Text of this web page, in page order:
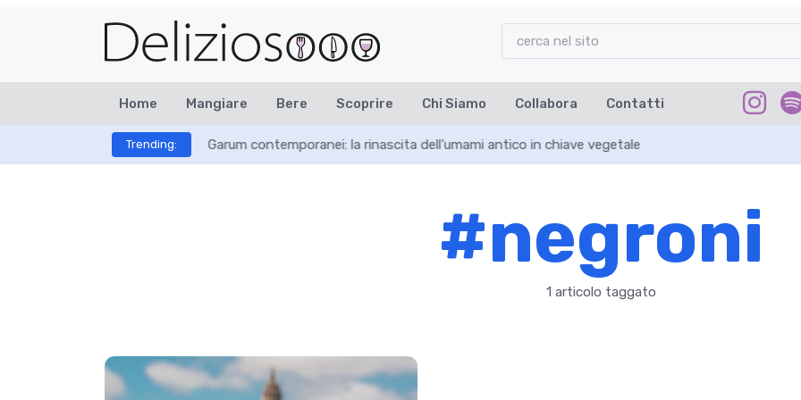
Home Mangiare Bere Scoprire Chi Siamo Collabora Contatti
Trending: Garum contemporanei: la rinascita dell'umami antico in chiave vegetale
#negroni
1 articolo taggato